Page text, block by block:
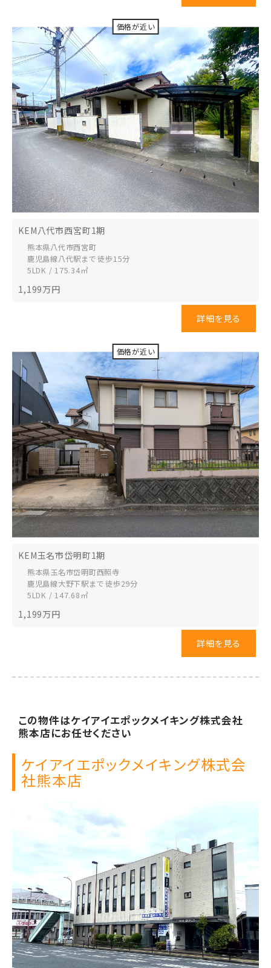
KEM八代市西宮町1期
熊本県八代市西宮町
鹿児島線八代駅まで 徒歩15分
5LDK / 175.34㎡
1,199万円
詳細を見る
KEM玉名市岱明町1期
熊本県玉名市岱明町西照寺
鹿児島線大野下駅まで 徒歩29分
5LDK / 147.68㎡
1,199万円
詳細を見る
この物件はケイアイエポックメイキング株式会社
熊本店にお任せください
ケイアイエポックメイキング株式会
社熊本店